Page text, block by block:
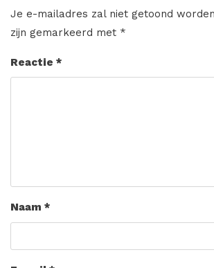
Je e-mailadres zal niet getoond
zijn gemarkeerd met *
Reactie *
Naam *